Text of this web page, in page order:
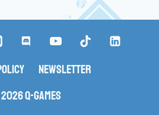
Newsletter
Q-Games